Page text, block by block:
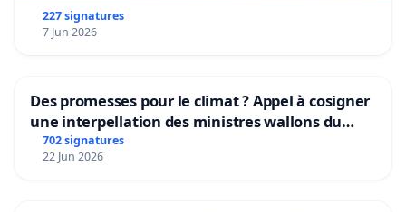
227 signatures
7 Jun 2026
Des promesses pour le climat ? Appel à cosigner
une interpellation des ministres wallons du
climat et de l’environnement.
702 signatures
22 Jun 2026